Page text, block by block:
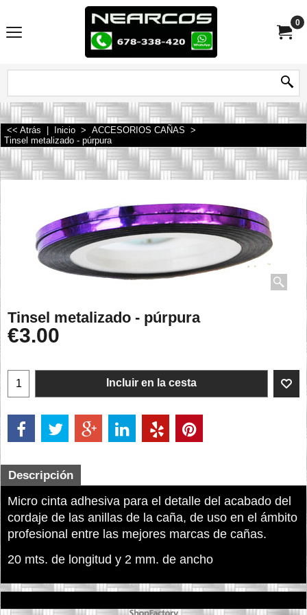
0
<< Atrás Inicio > ACCESORIOS CAÑAS >
Tinsel metalizado - púrpura
Tinsel metalizado - púrpura
€3.00
Incluir en la cesta
Descripción
Micro cinta adhesiva para el detalle del acabado del
cordaje de las anillas de la caña, de uso en el ámbito
profesional entre las mejores marcas de cañas.
20 mts. de longitud y 2 mm. de ancho
To create online store ShopFactory eCommerce software was used.